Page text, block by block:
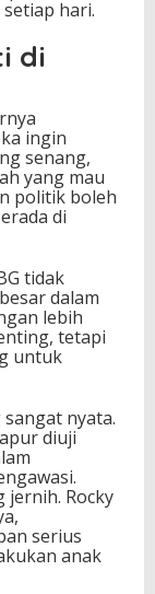
hari.
di
ingin
senang,
yang mau
politik boleh
di
tidak
dalam
lebih
tetapi
untuk
nyata.
diuji
jernih. Rocky
serius
anak